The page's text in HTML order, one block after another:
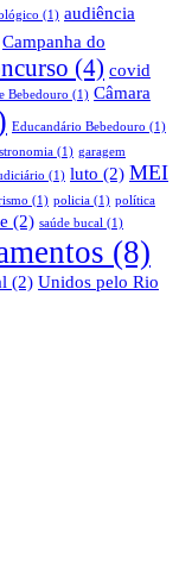
(1) audiência
Campanha do
(4) covid
Bebedouro (1) Câmara
Educandário Bebedouro (1)
(1) garagem
(1) luto (2) MEI
(1) policia (1) política
(2) saúde bucal (1)
(8)
(2) Unidos pelo Rio